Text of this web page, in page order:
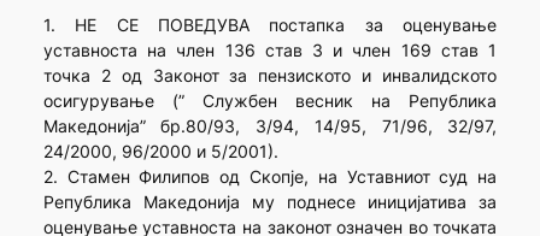
1. НЕ СЕ ПОВЕДУВА постапка за оценување
уставноста на член 136 став 3 и член 169 став 1
точка 2 од Законот за пензиското и инвалидското
осигурување (” Службен весник на Република
Македонија” бр.80/93, 3/94, 14/95, 71/96, 32/97,
24/2000, 96/2000 и 5/2001).
2. Стамен Филипов од Скопје, на Уставниот суд на
Република Македонија му поднесе иницијатива за
оценување уставноста на законот означен во точката